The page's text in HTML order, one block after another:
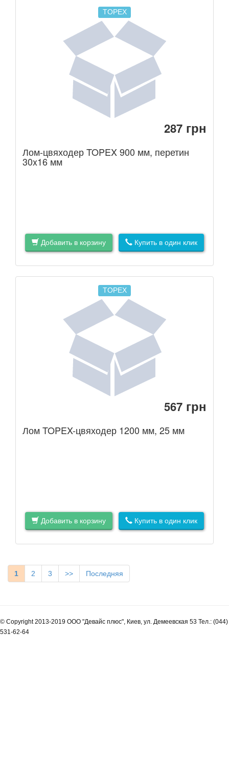
TOPEX
287 грн
Лом-цвяходер TOPEX 900 мм, перетин
30x16 мм
Добавить в корзину Купить в один клик
TOPEX
567 грн
Лом TOPEX-цвяходер 1200 мм, 25 мм
Добавить в корзину Купить в один клик
1 2 3 >> Последняя
© Copyright 2013-2019 ООО "Девайс плюс", Киев, ул. Демеевская 53 Тел.: (044)
531-62-64